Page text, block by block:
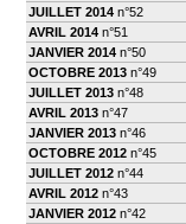
JUILLET 2014 n°52
AVRIL 2014 n°51
JANVIER 2014 n°50
OCTOBRE 2013 n°49
JUILLET 2013 n°48
AVRIL 2013 n°47
JANVIER 2013 n°46
OCTOBRE 2012 n°45
JUILLET 2012 n°44
AVRIL 2012 n°43
JANVIER 2012 n°42